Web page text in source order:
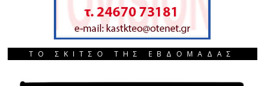
ΤΟ ΣΚΙΤΣΟ ΤΗΣ ΕΒΔΟΜΑΔΑΣ